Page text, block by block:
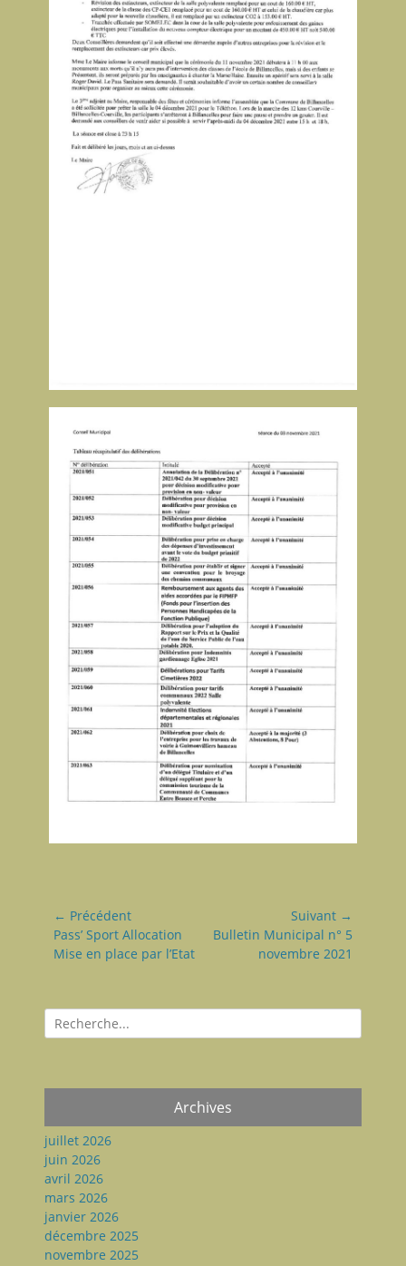
Navigation
de
l’article
← Précédent
Article
précédent:
Pass’ Sport Allocation
Mise en place par l’Etat
Suivant →
Article
Bulletin Municipal n° 5
novembre 2021
Recherche
pour:
Archives
juillet 2026
juin 2026
avril 2026
mars 2026
janvier 2026
décembre 2025
novembre 2025